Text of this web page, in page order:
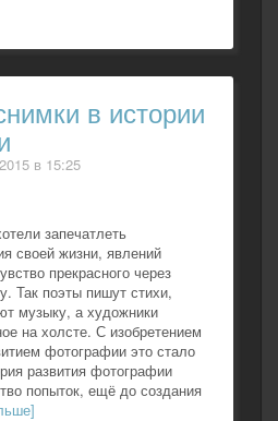
в истории
в 15:25
запечатлеть
своей жизни, явлений
прекрасного через
Так поэты пишут стихи,
музыку, а художники
на холсте. С изобретением
фотографии это стало
развития фотографии
попыток, ещё до создания